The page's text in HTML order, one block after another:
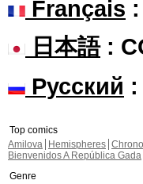
Français
日本語:
Русский :
Top comics
Amilova
Hemispheres
Bienvenidos A República Gada
Genre